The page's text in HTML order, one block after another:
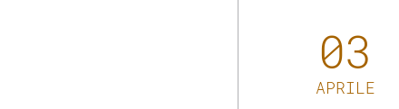
03
APRILE